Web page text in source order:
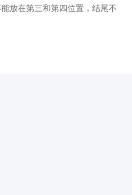
放在第三和第四位置，结尾不